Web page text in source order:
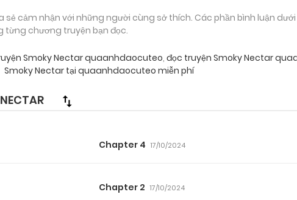
cảm nhận với những người cùng sở thích. Các phần bình luận
từng chương truyện bạn đọc.
Smoky Nectar quaanhdaocuteo, đọc truyện Smoky Nectar
Smoky Nectar tại quaanhdaocuteo miễn phí
Chapter 4 17/10/2024
Chapter 2 17/10/2024